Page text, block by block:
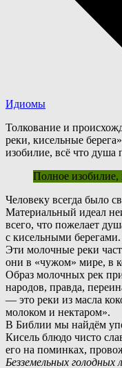
Идиомы
Толкование и
реки, кисельные
изобилие, всё что душа
Полное изобилие,
Человеку всегда было
Материальный идеал
всего, что пожелает
с кисельными берегами.
Эти молочные реки
они в «чужом» мире, в
Образ молочных рек
народов, правда,
— это реки из масла
молоком и нектаром».
В Библии мы найдём
Кисель блюдо чисто
его на поминках,
Безземельных